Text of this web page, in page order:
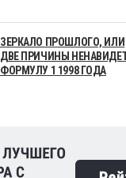
ЗЕРКАЛО ПРОШЛОГО, ИЛИ
ДВЕ ПРИЧИНЫ
ФОРМУЛУ 1 1998 ГОДА